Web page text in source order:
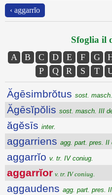
‹ aggarrĭo
Sfoglia il
A B C D E F G
P
Q R S T
Ăgēsimbrŏtus sost.
Ăgēsĭpŏlis sost. masch. III
ăgĕsīs inter.
aggarriens agg. part. pres. II
aggarrĭo v. tr. IV coniug.
aggarrĭor v. tr. IV coniug.
aggaudens agg. part. pres.